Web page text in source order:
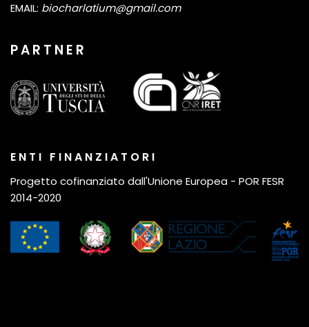
EMAIL: biocharlatium@gmail.com
P A R T N E R
E N T I F I N A N Z I A T O R I
Progetto cofinanziato dall'Unione Europea - POR FESR
2014-2020